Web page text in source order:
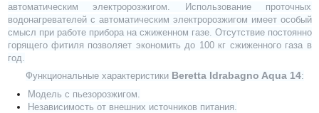
автоматическим электророзжигом. Использование проточных
водонагревателей с автоматическим электророзжигом имеет особый
смысл при работе прибора на сжиженном газе. Отсутствие постоянно
горящего фитиля позволяет экономить до 100 кг сжиженного газа в
год.
Функциональные характеристики Beretta Idrabagno Aqua 14:
Модель с пьезорозжигом.
Независимость от внешних источников питания.